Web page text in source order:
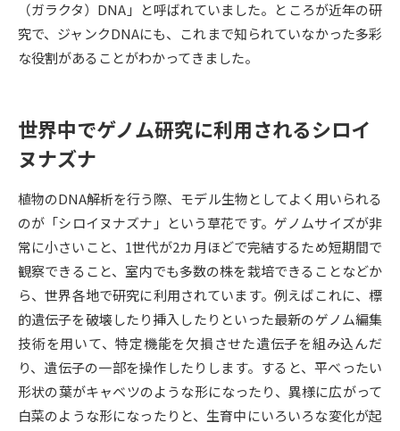
大学で学べる内容や特徴を調べる
新増設大学・学部・学科特集
国際・グローバルに強い大学特
集
デジタルパンフレット
新学年スタート号特集ページ
（高3生用）
新学年スタート号特集ページ
（高2生用）
SELFBRAND特集ページ
オープンキャンパスなどを調べる
オープンキャンパス検索 実施プログラムから探す
来場型・Web型イベント特集 夢ナビライブ
（ガラクタ）DNA」と呼ばれていました。ところが近年の研
究で、ジャンクDNAにも、これまで知られていなかった多彩
な役割があることがわかってきました。
世界中でゲノム研究に利用されるシロイ
ヌナズナ
植物のDNA解析を行う際、モデル生物としてよく用いられる
のが「シロイヌナズナ」という草花です。ゲノムサイズが非
常に小さいこと、1世代が2カ月ほどで完結するため短期間で
観察できること、室内でも多数の株を栽培できることなどか
ら、世界各地で研究に利用されています。例えばこれに、標
的遺伝子を破壊したり挿入したりといった最新のゲノム編集
技術を用いて、特定機能を欠損させた遺伝子を組み込んだ
り、遺伝子の一部を操作したりします。すると、平べったい
形状の葉がキャベツのような形になったり、異様に広がって
白菜のような形になったりと、生育中にいろいろな変化が起